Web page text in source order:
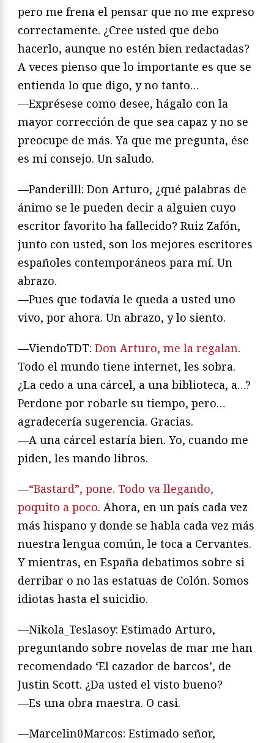
pero me frena el pensar que no me expreso
correctamente. ¿Cree usted que debo
hacerlo, aunque no estén bien redactadas?
A veces pienso que lo importante es que se
entienda lo que digo, y no tanto…
—Exprésese como desee, hágalo con la
mayor corrección de que sea capaz y no se
preocupe de más. Ya que me pregunta, ése
es mi consejo. Un saludo.
—Panderilll: Don Arturo, ¿qué palabras de
ánimo se le pueden decir a alguien cuyo
escritor favorito ha fallecido? Ruiz Zafón,
junto con usted, son los mejores escritores
españoles contemporáneos para mí. Un
abrazo.
—Pues que todavía le queda a usted uno
vivo, por ahora. Un abrazo, y lo siento.
—ViendoTDT: Don Arturo, me la regalan.
Todo el mundo tiene internet, les sobra.
¿La cedo a una cárcel, a una biblioteca, a…?
Perdone por robarle su tiempo, pero…
agradecería sugerencia. Gracias.
—A una cárcel estaría bien. Yo, cuando me
piden, les mando libros.
—“Bastard”, pone. Todo va llegando,
poquito a poco. Ahora, en un país cada vez
más hispano y donde se habla cada vez más
nuestra lengua común, le toca a Cervantes.
Y mientras, en España debatimos sobre si
derribar o no las estatuas de Colón. Somos
idiotas hasta el suicidio.
—Nikola_Teslasoy: Estimado Arturo,
preguntando sobre novelas de mar me han
recomendado ‘El cazador de barcos’, de
Justin Scott. ¿Da usted el visto bueno?
—Es una obra maestra. O casi.
—Marcelin0Marcos: Estimado señor,